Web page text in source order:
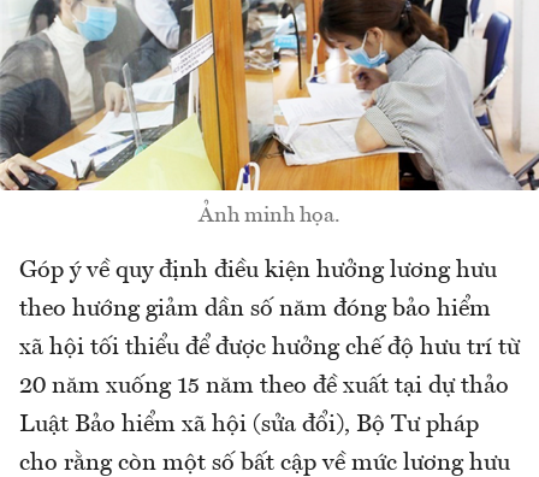
Ảnh minh họa.
Góp ý về quy định điều kiện hưởng lương hưu
theo hướng giảm dần số năm đóng bảo hiểm
xã hội tối thiểu để được hưởng chế độ hưu trí từ
20 năm xuống 15 năm theo đề xuất tại dự thảo
Luật Bảo hiểm xã hội (sửa đổi), Bộ Tư pháp
cho rằng còn một số bất cập về mức lương hưu